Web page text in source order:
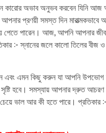
অভাব অনুভব করবেন যিনি আজ
প্রণয়ী সমস্ত দিন
পারেন। আজ, আপনি আপনার
স্নানের জলে কালো তিলের বীজ ও
এমন কিছু করুন যা আপনি উপভোগ
হবে। সমস্যায় আপনার দ্রুত
ভাল আর কী হতে পারে।